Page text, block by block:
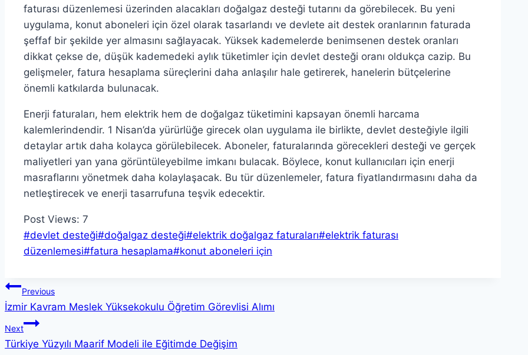
faturası düzenlemesi üzerinden alacakları doğalgaz desteği tutarını da görebilecek. Bu yeni
uygulama, konut aboneleri için özel olarak tasarlandı ve devlete ait destek oranlarının faturada
şeffaf bir şekilde yer almasını sağlayacak. Yüksek kademelerde benimsenen destek oranları
dikkat çekse de, düşük kademedeki aylık tüketimler için devlet desteği oranı oldukça cazip. Bu
gelişmeler, fatura hesaplama süreçlerini daha anlaşılır hale getirerek, hanelerin bütçelerine
önemli katkılarda bulunacak.
Enerji faturaları, hem elektrik hem de doğalgaz tüketimini kapsayan önemli harcama
kalemlerindendir. 1 Nisan’da yürürlüğe girecek olan uygulama ile birlikte, devlet desteğiyle ilgili
detaylar artık daha kolayca görülebilecek. Aboneler, faturalarında görecekleri desteği ve gerçek
maliyetleri yan yana görüntüleyebilme imkanı bulacak. Böylece, konut kullanıcıları için enerji
masraflarını yönetmek daha kolaylaşacak. Bu tür düzenlemeler, fatura fiyatlandırmasını daha da
netleştirecek ve enerji tasarrufuna teşvik edecektir.
Post Views: 7
Post
Tags:
#devlet desteği#doğalgaz desteği#elektrik doğalgaz faturaları#elektrik faturası
düzenlemesi#fatura hesaplama#konut aboneleri için
Yazı
gezinmesi
Previous
İzmir Kavram Meslek Yüksekokulu Öğretim Görevlisi Alımı
Next
Türkiye Yüzyılı Maarif Modeli ile Eğitimde Değişim